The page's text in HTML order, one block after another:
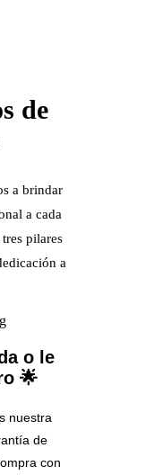
de
a brindar
a cada
pilares
a
o le
🌟
nuestra
de
con